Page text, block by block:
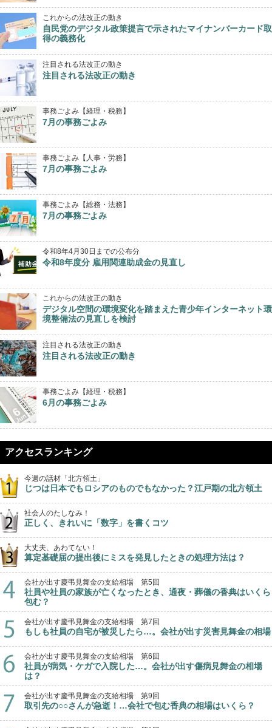
これからの法改正の動き
自民党のデジタル政策提言で示されたマイナンバーカード取
得の義務化
注目される法改正の動き
注目される法改正の動き
事務ごよみ【経理・税務】
7月の事務ごよみ
事務ごよみ【人事・労務】
7月の事務ごよみ
事務ごよみ【総務・法務】
7月の事務ごよみ
令和8年4月30日までの公布分
令和8年度分 雇用関連助成金の見直し
これからの法改正の動き
デジタル空間の環境変化を踏まえた青少年インターネット環
境整備法の見直しを検討
注目される法改正の動き
注目される法改正の動き
事務ごよみ【経理・税務】
6月の事務ごよみ
アクセスランキング
今週の話材「北方領土」
じつは日本でもロシアのものでもなかった？江戸期の北方領土
社会人のたしなみ！
正しく、きれいに「数字」を書くコツ
大丈夫、あわてない！
算定基礎届の提出後にミスを発見したときの処理方法は？
会社が出す慶弔見舞金の支給相場 第5回
社員や社員の家族が亡くなったとき、通夜・葬儀の香典はいくら
包む？
会社が出す慶弔見舞金の支給相場 第7回
もしも社員の自宅が被災したら…。会社が出す災害見舞金の相場
会社が出す慶弔見舞金の支給相場 第6回
社員が病気・ケガで入院した…。会社が出す傷病見舞金の相場
は？
会社が出す慶弔見舞金の支給相場 第9回
取引先の○○さんが急逝！…会社で包む香典の相場はいくら？